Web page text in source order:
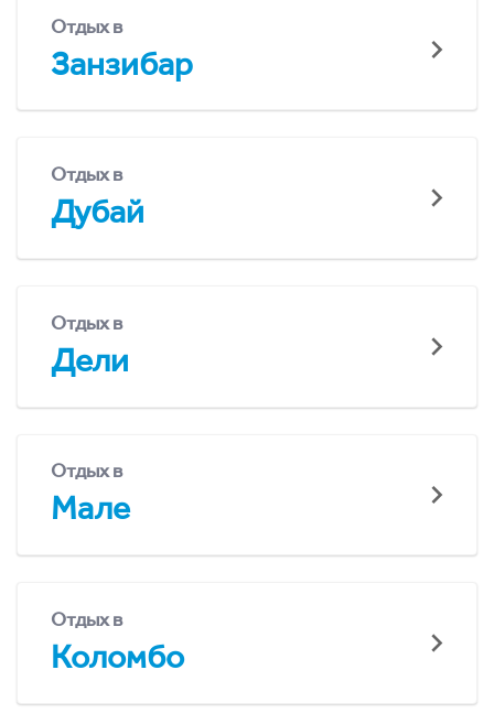
Отдых в
Занзибар
Отдых в
Дубай
Отдых в
Дели
Отдых в
Мале
Отдых в
Коломбо